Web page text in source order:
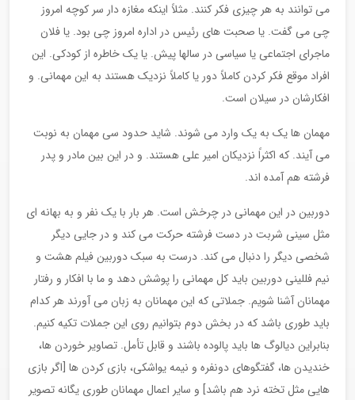
می توانند به هر چیزی فکر کنند. مثلاً اینکه مغازه دار سر کوچه امروز
چی می گفت. یا صحبت های رئیس در اداره امروز چی بود. یا فلان
ماجرای اجتماعی یا سیاسی در سالها پیش. یا یک خاطره از کودکی. این
افراد موقع فکر کردن کاملاً دور یا کاملاً نزدیک هستند به این مهمانی. و
افکارشان در سیلان است.
مهمان ها یک به یک وارد می شوند. شاید حدود سی مهمان به نوبت
می آیند. که اکثراً نزدیکان امیر علی هستند. و در این بین مادر و پدر
فرشته هم آمده اند.
دوربین در این مهمانی در چرخش است. هر بار با یک نفر و به بهانه ای
مثل سینی شربت در دست فرشته حرکت می کند و در جایی دیگر
شخصی دیگر را دنبال می کند. درست به سبک دوربین فیلم هشت و
نیم فللینی دوربین باید کل مهمانی را پوشش دهد و ما با افکار و رفتار
مهمانان آشنا شویم. جملاتی که این مهمانان به زبان می آورند هر کدام
باید طوری باشد که در بخش دوم بتوانیم روی این جملات تکیه کنیم.
بنابراین دیالوگ ها باید پالوده باشند و قابل تأمل. تصاویر خوردن ها،
خندیدن ها، گفتگوهای دونفره و نیمه یواشکی، بازی کردن ها [اگر بازی
هایی مثل تخته نرد هم باشد] و سایر اعمال مهمانان طوری یگانه تصویر